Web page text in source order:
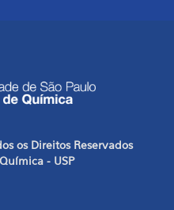
os Direitos Reservados
- USP